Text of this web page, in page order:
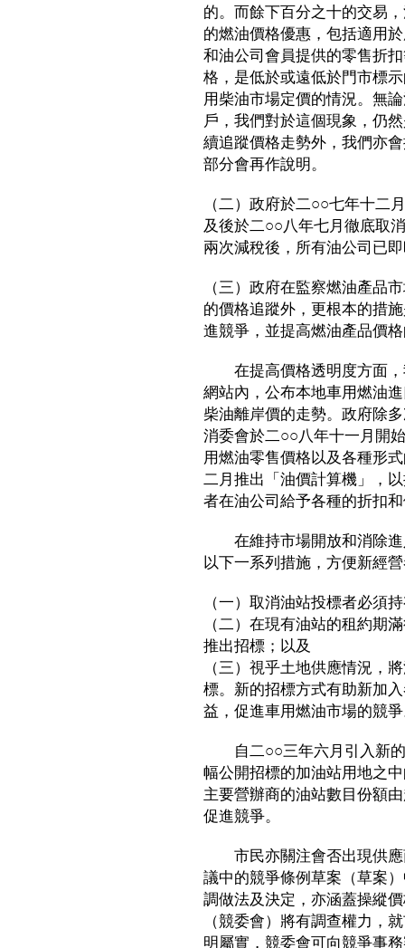
的。而餘下百分之十的交易
的燃油價格優惠，包括適用
和油公司會員提供的零售折
格，是低於或遠低於門市標
用柴油市場定價的情況。無
戶，我們對於這個現象，仍
續追蹤價格走勢外，我們亦
部分會再作說明。
（二）政府於二○○七年十二
及後於二○○八年七月徹底取
兩次減稅後，所有油公司已
（三）政府在監察燃油產品
的價格追蹤外，更根本的措
進競爭，並提高燃油產品價
在提高價格透明度方面，
網站內，公布本地車用燃油
柴油離岸價的走勢。政府除
消委會於二○○八年十一月開
用燃油零售價格以及各種形
二月推出「油價計算機」，
者在油公司給予各種的折扣
在維持市場開放和消除進
以下一系列措施，方便新經
（一）取消油站投標者必須
（二）在現有油站的租約期
推出招標；以及
（三）視乎土地供應情況，
標。新的招標方式有助新加
益，促進車用燃油市場的競
自二○○三年六月引入新的
幅公開招標的加油站用地之
主要營辦商的油站數目份額
促進競爭。
市民亦關注會否出現供應
議中的競爭條例草案（草案
調做法及決定，亦涵蓋操縱
（競委會）將有調查權力，
明屬實，競委會可向競爭事